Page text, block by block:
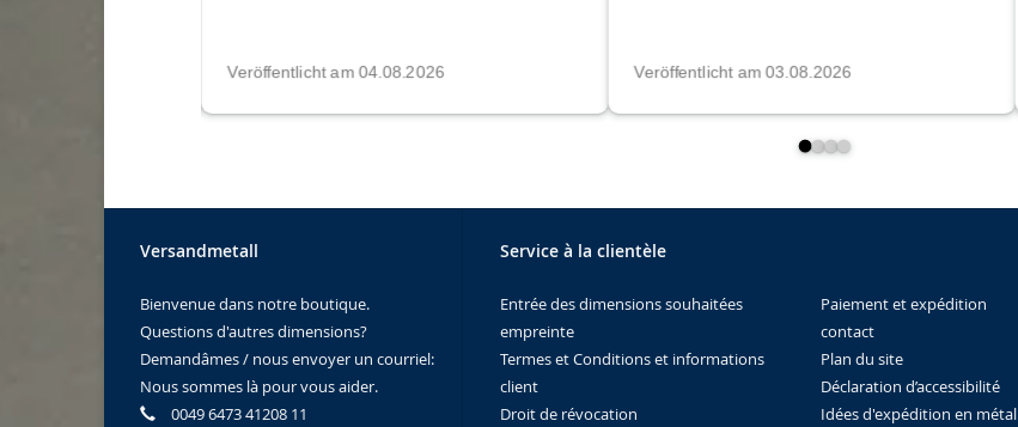
Versandmetall
Bienvenue dans notre boutique.
Questions d'autres dimensions?
Demandâmes / nous envoyer un courriel:
Nous sommes là pour vous aider.
0049 6473 41208 11
Service à la clientèle
Entrée des dimensions souhaitées
empreinte
Termes et Conditions et informations
client
Droit de révocation
Paiement et expédition
contact
Plan du site
Déclaration d’accessibilité
Idées d'expédition en métal